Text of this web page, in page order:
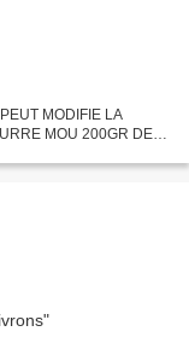
MODIFIE LA
MOU 200GR DE